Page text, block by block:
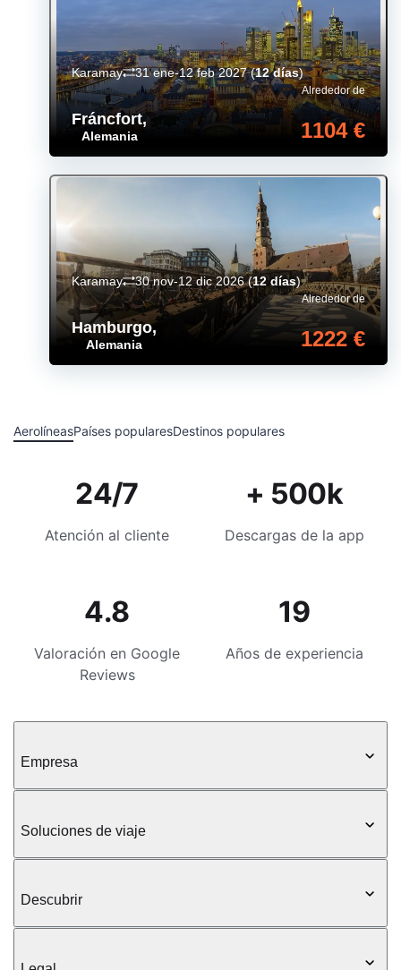
Fráncfort,
Alemania
Alrededor de
1104 €
Karamay 31 ene-12 feb 2027(12 días)
Hamburgo,
Alemania
Alrededor de
1222 €
Karamay 30 nov-12 dic 2026(12 días)
AerolíneasPaíses popularesDestinos populares
24/7
Atención al cliente
+ 500k
Descargas de la app
4.8
Valoración en Google
Reviews
19
Años de experiencia
Empresa
Soluciones de viaje
Descubrir